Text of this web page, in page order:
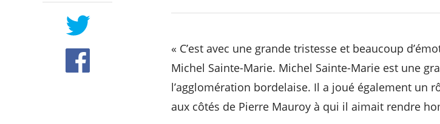
« C’est avec une grande tristesse et beaucoup
Michel Sainte-Marie. Michel Sainte-Marie est une
l’agglomération bordelaise. Il a joué également un
aux côtés de Pierre Mauroy à qui il aimait rendre